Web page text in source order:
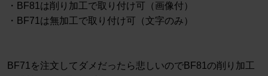
・BF81は削り加工で取り付け可（画像付）
・BF71は無加工で取り付け可（文字のみ）
BF71を注文してダメだったら悲しいのでBF81の削り加工